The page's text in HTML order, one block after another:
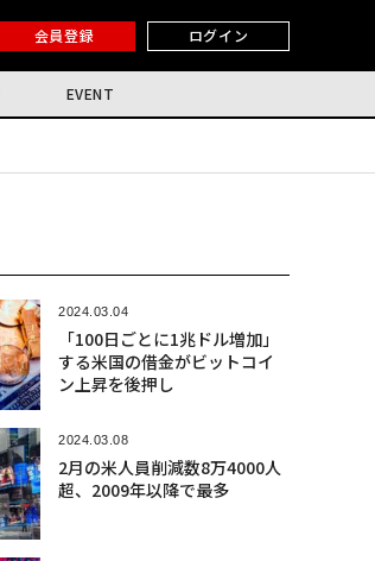
会員登録 ログイン
EVENT
2024.03.04
「100日ごとに1兆ドル増加」
する米国の借金がビットコイ
ン上昇を後押し
2024.03.08
2月の米人員削減数8万4000人
超、2009年以降で最多